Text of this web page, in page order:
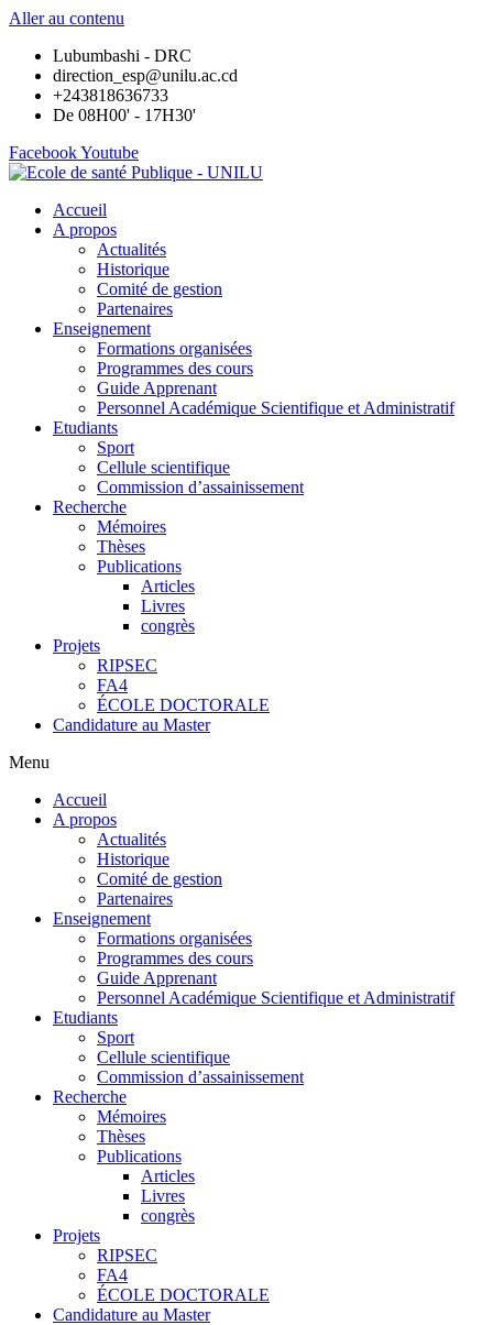
Aller au contenu
Lubumbashi - DRC
direction_esp@unilu.ac.cd
+243818636733
De 08H00' - 17H30'
FacebookYoutube
Accueil
A propos
Actualités
Historique
Comité de gestion
Partenaires
Enseignement
Formations organisées
Programmes des cours
Guide Apprenant
Personnel Académique Scientifique et Administratif
Etudiants
Sport
Cellule scientifique
Commission d’assainissement
Recherche
Mémoires
Thèses
Publications
Articles
Livres
congrès
Projets
RIPSEC
FA4
ÉCOLE DOCTORALE
Candidature au Master
Menu
Accueil
A propos
Actualités
Historique
Comité de gestion
Partenaires
Enseignement
Formations organisées
Programmes des cours
Guide Apprenant
Personnel Académique Scientifique et Administratif
Etudiants
Sport
Cellule scientifique
Commission d’assainissement
Recherche
Mémoires
Thèses
Publications
Articles
Livres
congrès
Projets
RIPSEC
FA4
ÉCOLE DOCTORALE
Candidature au Master